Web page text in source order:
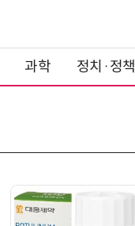
과학 정치·정책